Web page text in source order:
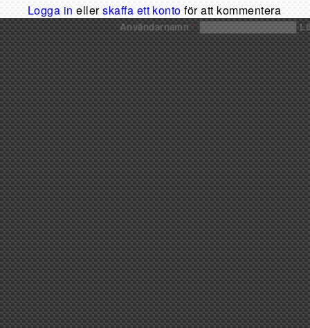
Logga in ellerskaffa ett konto för att kommentera
Användarnamn*